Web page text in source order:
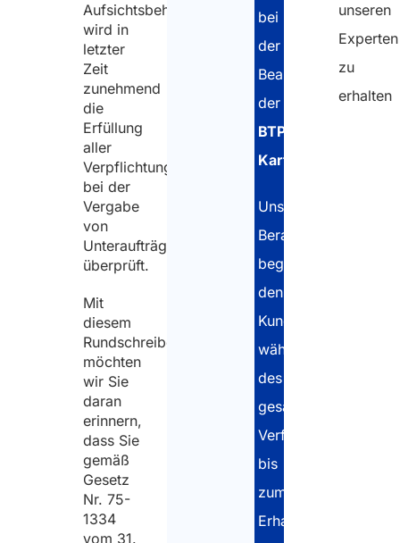
Aufsichtsbehörden
wird in
letzter
Zeit
zunehmend
die
Erfüllung
aller
Verpflichtungen
bei der
Vergabe
von
Unteraufträgen
überprüft.
Mit
diesem
Rundschreiben
möchten
wir Sie
daran
erinnern,
dass Sie
gemäß
Gesetz
Nr. 75-
1334
vom 31.
bei
der
Beantragung
der
BTP-
Karte
Unsere
Berater
begleiten
den
Kunden
während
des
gesamten
Verfahrens
bis
zum
Erhalt
unseren
Experten
zu
erhalten